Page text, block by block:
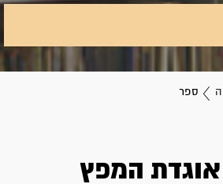
ספר
המפץ